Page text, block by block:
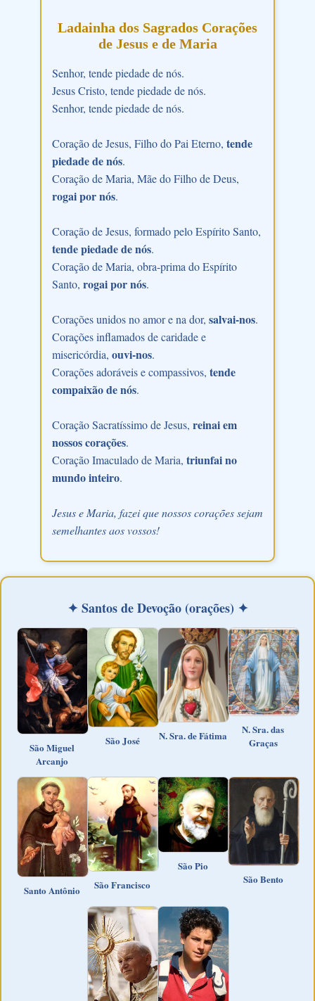
Ladainha dos Sagrados Corações
de Jesus e de Maria
Senhor, tende piedade de nós.
Jesus Cristo, tende piedade de nós.
Senhor, tende piedade de nós.
Coração de Jesus, Filho do Pai Eterno, tende
piedade de nós.
Coração de Maria, Mãe do Filho de Deus,
rogai por nós.
Coração de Jesus, formado pelo Espírito Santo,
tende piedade de nós.
Coração de Maria, obra-prima do Espírito
Santo, rogai por nós.
Corações unidos no amor e na dor, salvai-nos.
Corações inflamados de caridade e
misericórdia, ouvi-nos.
Corações adoráveis e compassivos, tende
compaixão de nós.
Coração Sacratíssimo de Jesus, reinai em
nossos corações.
Coração Imaculado de Maria, triunfai no
mundo inteiro.
Jesus e Maria, fazei que nossos corações sejam
semelhantes aos vossos!
✦ Santos de Devoção (orações) ✦
São Miguel
Arcanjo
São José N. Sra. de Fátima
N. Sra. das
Graças
Santo Antônio São Francisco
São Pio
São Bento